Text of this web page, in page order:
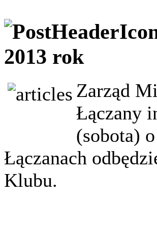
2013 rok
Zarząd
Łączany
(sobota)
Łączanach
Klubu.